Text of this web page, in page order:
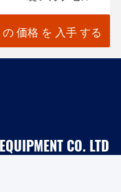
めのバスターマシ
価格 を 入手 する
CO. LTD